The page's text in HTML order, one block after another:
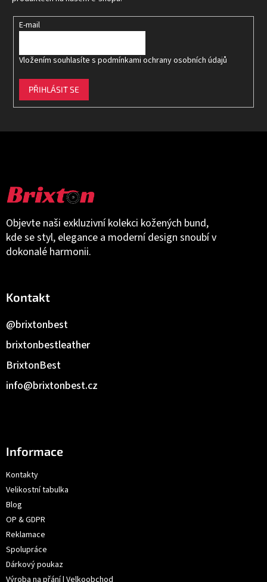
Objevte naši exkluzivní kolekci kožených bund,
kde se styl, elegance a moderní design snoubí v
dokonalé harmonii.
Kontakt
info@brixtonbest.cz
BrixtonBest
brixtonbestleather
@brixtonbest
Informace
Kontakty
Velikostní tabulka
Blog
OP & GDPR
Reklamace
Spolupráce
Dárkový poukaz
E-mail
Vložením souhlasíte s podmínkami ochrany osobních údajů
PŘIHLÁSIT SE